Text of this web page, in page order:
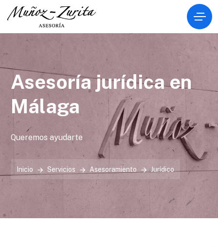
Asesoría jurídica en
Málaga
Queremos ayudarte
Inicio Servicios Asesoramiento Jurídico